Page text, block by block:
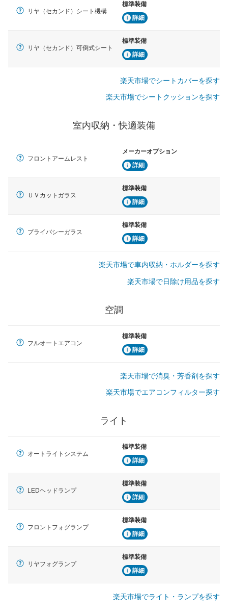
リヤ（セカンド）シート機構
標準装備
詳細
リヤ（セカンド）可倒式シート
標準装備
詳細
楽天市場でシートカバーを探す
楽天市場でシートクッションを探す
室内収納・快適装備
フロントアームレスト
メーカーオプション
詳細
ＵＶカットガラス
標準装備
詳細
プライバシーガラス
標準装備
詳細
楽天市場で車内収納・ホルダーを探す
楽天市場で日除け用品を探す
空調
フルオートエアコン
標準装備
詳細
楽天市場で消臭・芳香剤を探す
楽天市場でエアコンフィルター探す
ライト
オートライトシステム
標準装備
詳細
LEDヘッドランプ
標準装備
詳細
フロントフォグランプ
標準装備
詳細
リヤフォグランプ
標準装備
詳細
楽天市場でライト・ランプを探す